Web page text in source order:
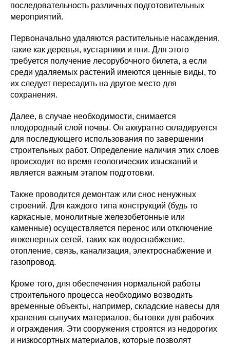
последовательность различных подготовительных
мероприятий.
Первоначально удаляются растительные насаждения,
такие как деревья, кустарники и пни. Для этого
требуется получение лесорубочного билета, а если
среди удаляемых растений имеются ценные виды, то
их следует пересадить на другое место для
сохранения.
Далее, в случае необходимости, снимается
плодородный слой почвы. Он аккуратно складируется
для последующего использования по завершении
строительных работ. Определение наличия этих слоев
происходит во время геологических изысканий и
является важным этапом подготовки.
Также проводится демонтаж или снос ненужных
строений. Для каждого типа конструкций (будь то
каркасные, монолитные железобетонные или
каменные) осуществляется перенос или отключение
инженерных сетей, таких как водоснабжение,
отопление, связь, канализация, электроснабжение и
газопровод.
Кроме того, для обеспечения нормальной работы
строительного процесса необходимо возводить
временные объекты, например, складские навесы для
хранения сыпучих материалов, бытовки для рабочих
и ограждения. Эти сооружения строятся из недорогих
и низкосортных материалов, которые позволят